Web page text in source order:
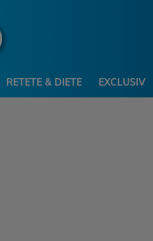
RETETE & DIETE EXCLUSIV